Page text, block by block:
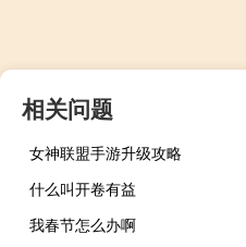
相关问题
女神联盟手游升级攻略
什么叫开卷有益
我春节怎么办啊